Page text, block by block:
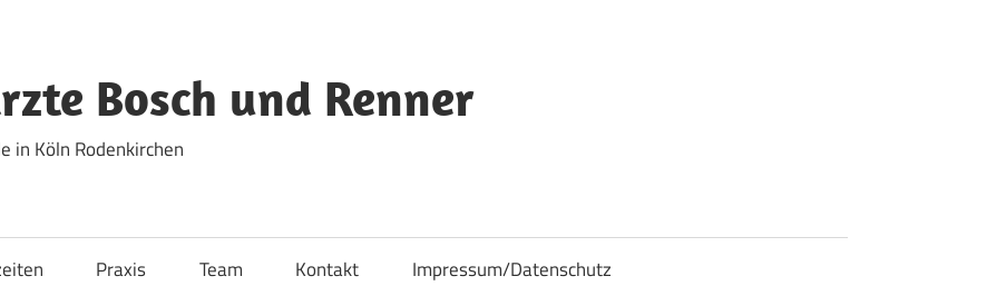
Bosch und Renner
in Köln Rodenkirchen
Praxis Team Kontakt Impressum/Datenschutz